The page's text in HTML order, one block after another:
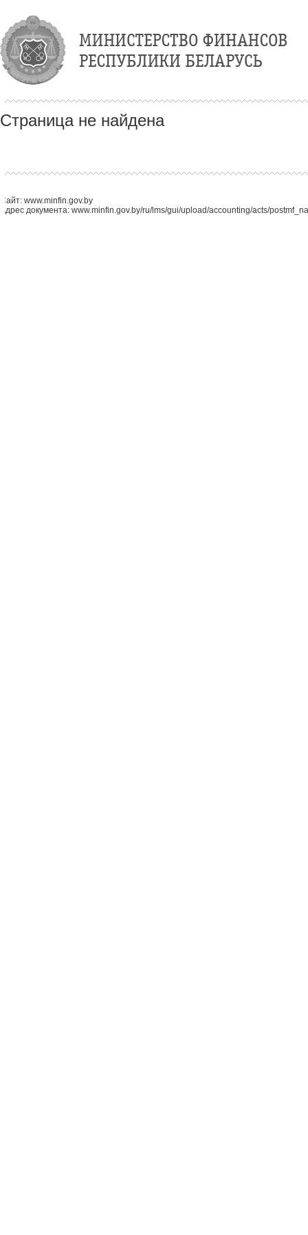
Страница не найдена
Сайт: www.minfin.gov.by
Адрес документа: www.minfin.gov.by/ru/lms/gui/upload/accounting/acts/